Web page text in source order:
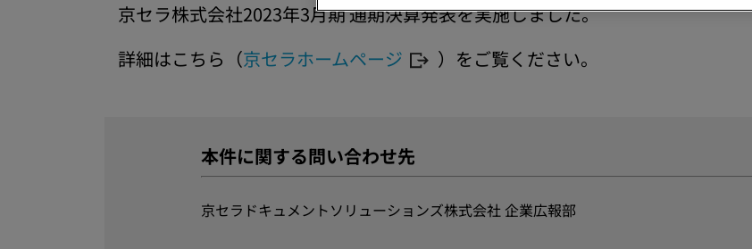
京セラ株式会社2023年3月期 通期決算発表を実施しました。
詳細はこちら（京セラホームページ ）をご覧ください。
本件に関する問い合わせ先
京セラドキュメントソリューションズ株式会社 企業広報部